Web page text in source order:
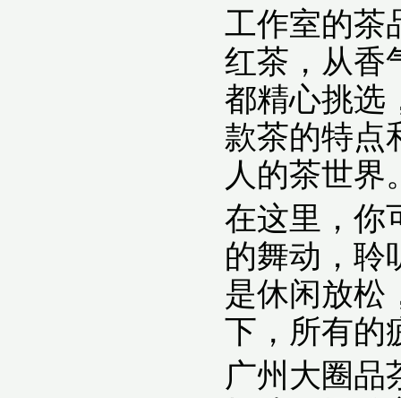
工作室的茶
红茶，从香
都精心挑选
款茶的特点
人的茶世界
在这里，你
的舞动，聆
是休闲放松
下，所有的
广州大圈品